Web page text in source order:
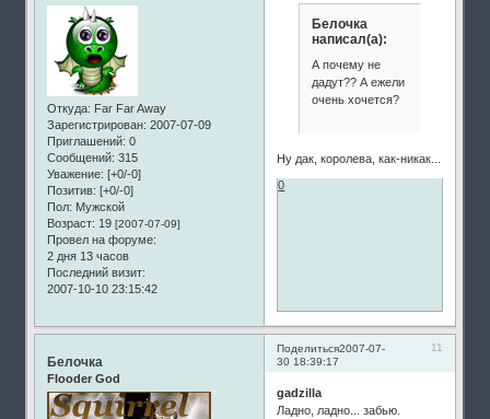
Откуда: Far Far Away
Зарегистрирован: 2007-07-09
Приглашений: 0
Сообщений: 315
Уважение: [+0/-0]
Позитив: [+0/-0]
Пол: Мужской
Возраст: 19[2007-07-09]
Провел на форуме:
2 дня 13 часов
Последний визит:
2007-10-10 23:15:42
Белочка
написал(а):
А почему не
дадут?? А ежели
очень хочется?
Ну дак, королева, как-никак...
0
Поделиться 11
2007-07-
30 18:39:17
Белочка
Flooder God
gadzilla
Ладно, ладно... забью.